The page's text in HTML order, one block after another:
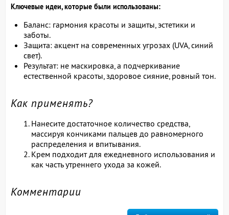
Ключевые идеи, которые были использованы:
Баланс: гармония красоты и защиты, эстетики и
заботы.
Защита: акцент на современных угрозах (UVA, синий
свет).
Результат: не маскировка, а подчеркивание
естественной красоты, здоровое сияние, ровный тон.
Как применять?
Нанесите достаточное количество средства,
массируя кончиками пальцев до равномерного
распределения и впитывания.
Крем подходит для ежедневного использования и
как часть утреннего ухода за кожей.
Комментарии